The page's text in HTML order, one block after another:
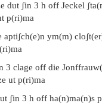
dut ʃin 3 h off Jeckel
p(ri)ma
ym(m)
3 clage off die
ut p(ri)ma
ʃin 3 h off ha(n)ma(n)s